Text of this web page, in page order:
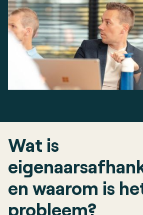
Wat is
en waarom is
probleem?